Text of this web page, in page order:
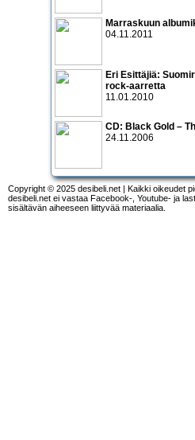
Marraskuun
04.11.2011
Eri Esittäjiä:
rock-aarretta
11.01.2010
CD: Black Gold –
24.11.2006
Copyright © 2025 desibeli.net | Kaikki oikeudet
desibeli.net ei vastaa Facebook-, Youtube- ja
sisältävän aiheeseen liittyvää materiaalia.